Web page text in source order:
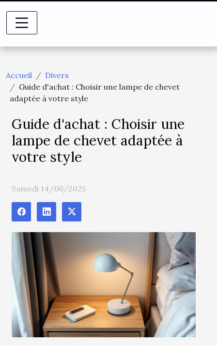
Accueil
Divers
Guide d'achat : Choisir une lampe de chevet
adaptée à votre style
Guide d'achat : Choisir une
lampe de chevet adaptée à
votre style
Samedi 14/06/2025